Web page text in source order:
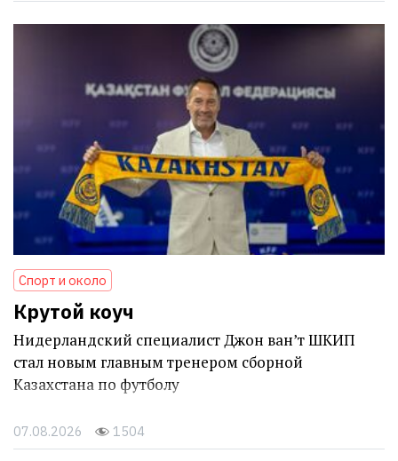
Спорт и около
Крутой коуч
Нидерландский специалист Джон ван’т ШКИП
стал новым главным тренером сборной
Казахстана по футболу
07.08.2026 1504